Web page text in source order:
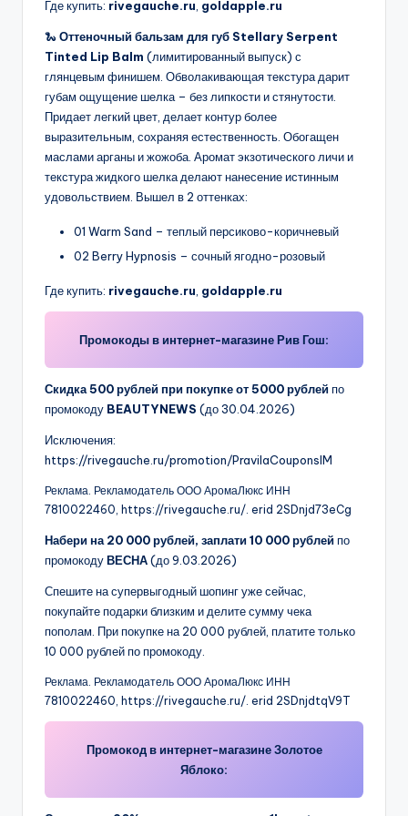
Где купить: rivegauche.ru, goldapple.ru
🐍 Оттеночный бальзам для губ Stellary Serpent
Tinted Lip Balm (лимитированный выпуск) с
глянцевым финишем. Обволакивающая текстура дарит
губам ощущение шелка – без липкости и стянутости.
Придает легкий цвет, делает контур более
выразительным, сохраняя естественность. Обогащен
маслами арганы и жожоба. Аромат экзотического личи и
текстура жидкого шелка делают нанесение истинным
удовольствием. Вышел в 2 оттенках:
01 Warm Sand – теплый персиково-коричневый
02 Berry Hypnosis – сочный ягодно-розовый
Где купить: rivegauche.ru, goldapple.ru
Промокоды в интернет-магазине Рив Гош:
Скидка 500 рублей при покупке от 5000 рублейпо
промокоду BEAUTYNEWS (до 30.04.2026)
Исключения:
https://rivegauche.ru/promotion/PravilaCouponsIM
Реклама. Рекламодатель ООО АромаЛюкс ИНН
7810022460, https://rivegauche.ru/. erid 2SDnjd73eCg
Набери на 20 000 рублей, заплати 10 000 рублейпо
промокодуВЕСНА(до 9.03.2026)
Спешите на супервыгодный шопинг уже сейчас,
покупайте подарки близким и делите сумму чека
пополам. При покупке на 20 000 рублей, платите только
10 000 рублей по промокоду.
Реклама. Рекламодатель ООО АромаЛюкс ИНН
7810022460, https://rivegauche.ru/. erid 2SDnjdtqV9T
Промокод в интернет-магазине Золотое
Яблоко: